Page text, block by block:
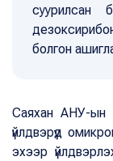
суурилсан
болгон
Саяхан АНУ-ын
үйлдвэрүүд
эхээр